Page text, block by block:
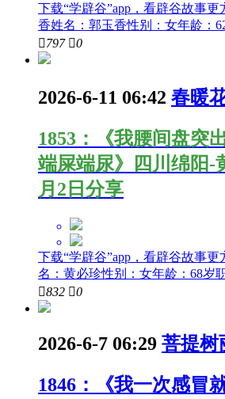
下载“学辟谷”app，看辟谷故事
香姓名：郭玉香性别：女年龄：
797 0
2026-6-11 06:42 春暖
1853：《我腰间盘突
端屎端尿》四川绵阳-
月2日分享
下载“学辟谷”app，看辟谷故事
名：黄必珍性别：女年龄：68岁
832 0
2026-6-7 06:29 菩提树
1846：《我一次感冒